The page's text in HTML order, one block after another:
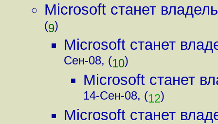
Microsoft станет
(9)
Microsoft станет
Сен-08, (10)
Microsoft станет
14-Сен-08, (12)
Microsoft станет